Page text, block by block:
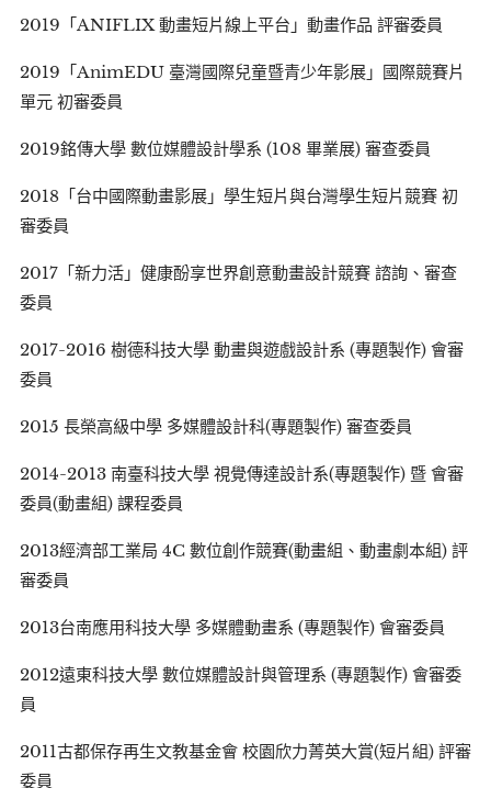
2019「ANIFLIX 動畫短片線上平台」動畫作品 評審委員
2019「AnimEDU 臺灣國際兒童暨青少年影展」國際競賽片
單元 初審委員
2019銘傳大學 數位媒體設計學系 (108 畢業展) 審查委員
2018「台中國際動畫影展」學生短片與台灣學生短片競賽 初
審委員
2017「新力活」健康酚享世界創意動畫設計競賽 諮詢、審查
委員
2017-2016 樹德科技大學 動畫與遊戲設計系 (專題製作) 會審
委員
2015 長榮高級中學 多媒體設計科(專題製作) 審查委員
2014-2013 南臺科技大學 視覺傳達設計系(專題製作) 暨 會審
委員(動畫組) 課程委員
2013經濟部工業局 4C 數位創作競賽(動畫組、動畫劇本組) 評
審委員
2013台南應用科技大學 多媒體動畫系 (專題製作) 會審委員
2012遠東科技大學 數位媒體設計與管理系 (專題製作) 會審委
員
2011古都保存再生文教基金會 校園欣力菁英大賞(短片組) 評審
委員